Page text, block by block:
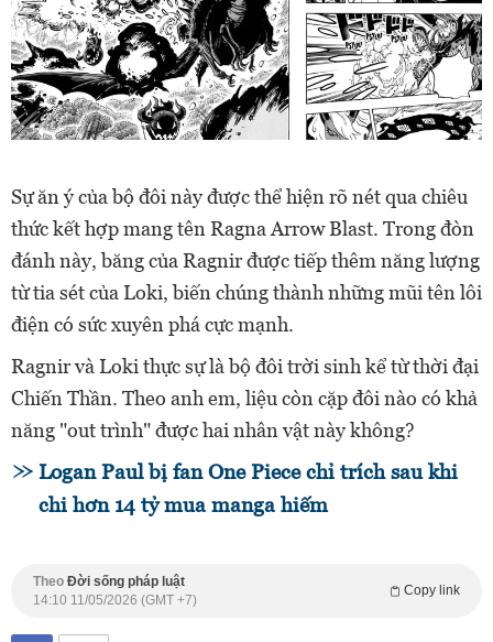
Sự ăn ý của bộ đôi này được thể hiện rõ nét qua chiêu
thức kết hợp mang tên Ragna Arrow Blast. Trong đòn
đánh này, băng của Ragnir được tiếp thêm năng lượng
từ tia sét của Loki, biến chúng thành những mũi tên lôi
điện có sức xuyên phá cực mạnh.
Ragnir và Loki thực sự là bộ đôi trời sinh kể từ thời đại
Chiến Thần. Theo anh em, liệu còn cặp đôi nào có khả
năng "out trình" được hai nhân vật này không?
Logan Paul bị fan One Piece chỉ trích sau khi
chi hơn 14 tỷ mua manga hiếm
Theo Đời sống pháp luật
Copy link
14:10 11/05/2026 (GMT +7)